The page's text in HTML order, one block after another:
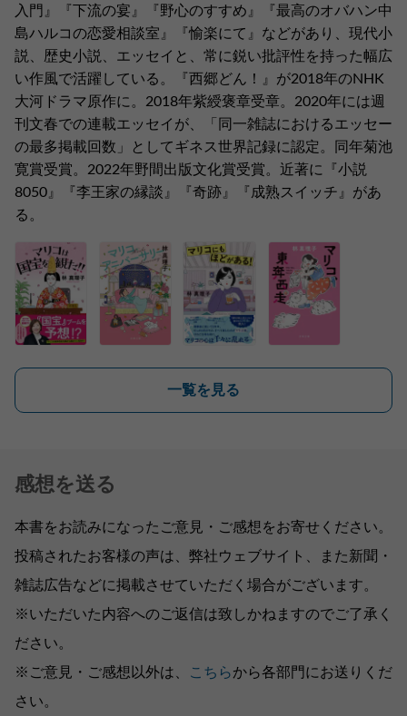
入門』『下流の宴』『野心のすすめ』『最高のオバハン中
島ハルコの恋愛相談室』『愉楽にて』などがあり、現代小
説、歴史小説、エッセイと、常に鋭い批評性を持った幅広
い作風で活躍している。『西郷どん！』が2018年のNHK
大河ドラマ原作に。2018年紫綬褒章受章。2020年には週
刊文春での連載エッセイが、「同一雑誌におけるエッセー
の最多掲載回数」としてギネス世界記録に認定。同年菊池
寛賞受賞。2022年野間出版文化賞受賞。近著に『小説
8050』『李王家の縁談』『奇跡』『成熟スイッチ』があ
る。
一覧を見る
感想を送る
本書をお読みになったご意見・ご感想をお寄せください。
投稿されたお客様の声は、弊社ウェブサイト、また新聞・
雑誌広告などに掲載させていただく場合がございます。
※いただいた内容へのご返信は致しかねますのでご了承く
ださい。
※ご意見・ご感想以外は、
こちらから各部門にお送りくだ
さい。